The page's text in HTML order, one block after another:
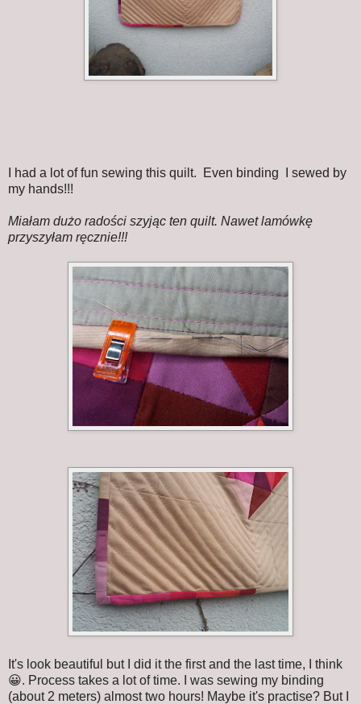
I had a lot of fun sewing this quilt. Even binding I sewed by
my hands!!!
Miałam dużo radości szyjąc ten quilt. Nawet lamówkę
przyszyłam ręcznie!!!
It's look beautiful but I did it the first and the last time, I think
😀. Process takes a lot of time. I was sewing my binding
(about 2 meters) almost two hours! Maybe it's practise? But I